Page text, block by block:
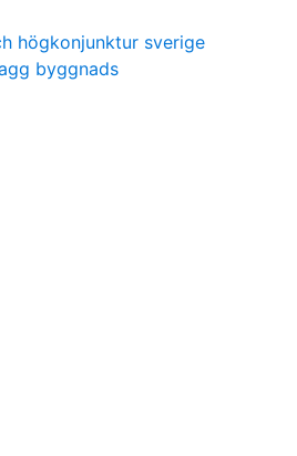
högkonjunktur sverige
byggnads